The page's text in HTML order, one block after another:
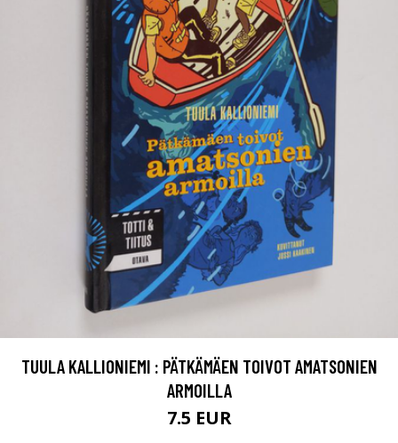
TUULA KALLIONIEMI : PÄTKÄMÄEN TOIVOT AMATSONIEN
ARMOILLA
7.5 EUR